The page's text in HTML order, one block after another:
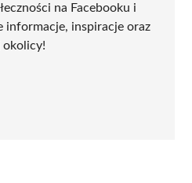
na Facebooku i
informacje, inspiracje oraz
okolicy!